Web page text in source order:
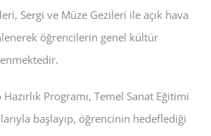
Sergi ve Müze Gezileri ile açık hava
öğrencilerin genel kültür
Programı, Temel Sanat Eğitimi
başlayıp, öğrencinin hedeflediği